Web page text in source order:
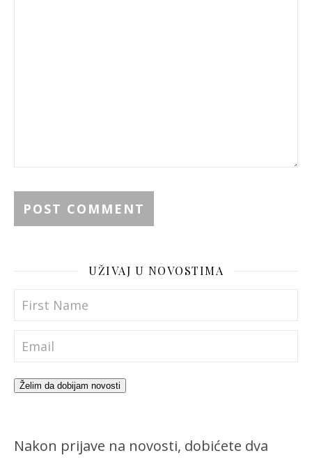
UŽIVAJ U NOVOSTIMA
Želim da dobijam novosti
Nakon prijave na novosti, dobićete dva